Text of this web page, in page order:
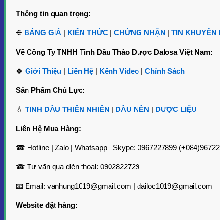
Hình thức: Chất lỏng
Mùi vị : Mùi đặc trưng, đắng và mạnh
Chỉ số khúc xạ ở 20ºC: -2º to +3º
Góc quay cực ở 20ºC
: 1.429 to 1.426
Thành phần hóa học chính
Butanone
Nonyl Acetate
Undercanone
Xanthoxin
3. Công Dụng Và Lợi Ích Tinh Dầu Cửu Lý Hương
Tinh Dầu Cửu Lý Hương mang lại nhiều công dụng cho
chính của tinh dầu này:
Thông tin quan trọng:
BẢNG GIÁ | KIẾN THỨC | CHỨNG NHẬN | TIN KHUYẾN
Về Công Ty TNHH Tinh Dầu Thảo Dược Dalosa Việt Nam:
Giới Thiệu | Liên Hệ | Kênh Video | Chính Sách
Sản Phẩm Chủ Lực:
TINH DẦU THIÊN NHIÊN | DẦU NỀN | DƯỢC LIỆU
Liên Hệ Mua Hàng:
☎ Hotline | Zalo | Whatsapp | Skype: 0967227899
☎ Tư vấn qua điện thoại: 0902822729
📧 Email: vanhung1019@gmail.com | dailoc1019@gmail.com
Website đặt hàng: